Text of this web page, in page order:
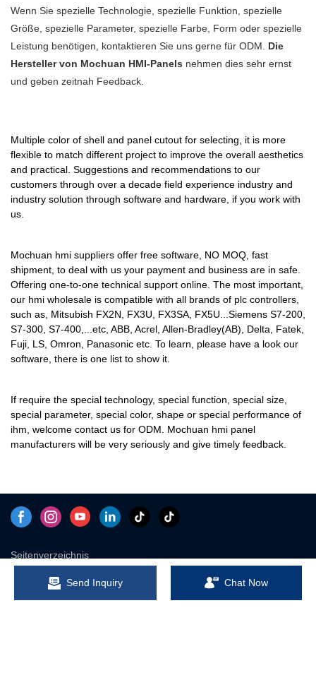
Wenn Sie spezielle Technologie, spezielle Funktion, spezielle
Größe, spezielle Parameter, spezielle Farbe, Form oder spezielle
Leistung benötigen, kontaktieren Sie uns gerne für ODM. Die
Hersteller von Mochuan HMI-Panels nehmen dies sehr ernst
und geben zeitnah Feedback.
Multiple color of shell and panel cutout for selecting, it is more
flexible to match different project to improve the overall aesthetics
and practical. Suggestions and recommendations to our
customers through over a decade field experience industry and
industry solution through software and hardware, if you work with
us.
Mochuan hmi suppliers offer free software, NO MOQ, fast
shipment, to deal with us your payment and business are in safe.
Offering one-to-one technical support online. The most important,
our hmi wholesale is compatible with all brands of plc controllers,
such as, Mitsubish FX2N, FX3U, FX3SA, FX5U...Siemens S7-200,
S7-300, S7-400,...etc, ABB, Acrel, Allen-Bradley(AB), Delta, Fatek,
Fuji, LS, Omron, Panasonic etc. To learn, please have a look our
software, there is one list to show it.
If require the special technology, special function, special size,
special parameter, special color, shape or special performance of
ihm, welcome contact us for ODM. Mochuan hmi panel
manufacturers will be very seriously and give timely feedback.
Seitenverzeichnis
Copyright © 2026 Wuxi Mochuan Drives Technology Co.,Ltd 无锡
Send Inquiry Chat Now